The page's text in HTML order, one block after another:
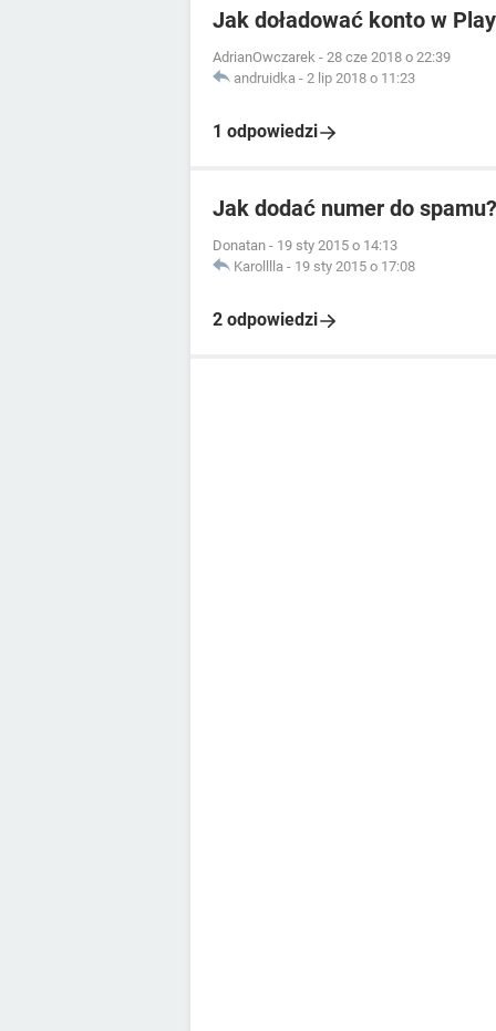
Jak doładować konto w
AdrianOwczarek - 28 cze 2018 o 22:39
andruidka - 2 lip 2018 o 11:23
1 odpowiedzi
Jak dodać numer do spamu?
Donatan - 19 sty 2015 o 14:13
Karolllla - 19 sty 2015 o 17:08
2 odpowiedzi